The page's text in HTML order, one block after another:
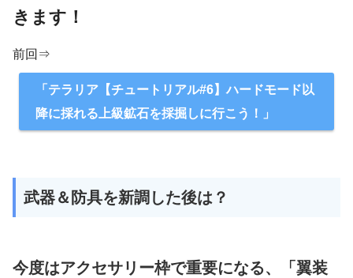
きます！
前回⇒
「テラリア【チュートリアル#6】ハードモード以
降に採れる上級鉱石を採掘しに行こう！」
武器＆防具を新調した後は？
今度はアクセサリー枠で重要になる、「翼装